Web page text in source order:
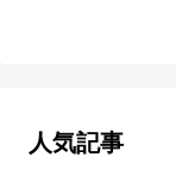
人気記事